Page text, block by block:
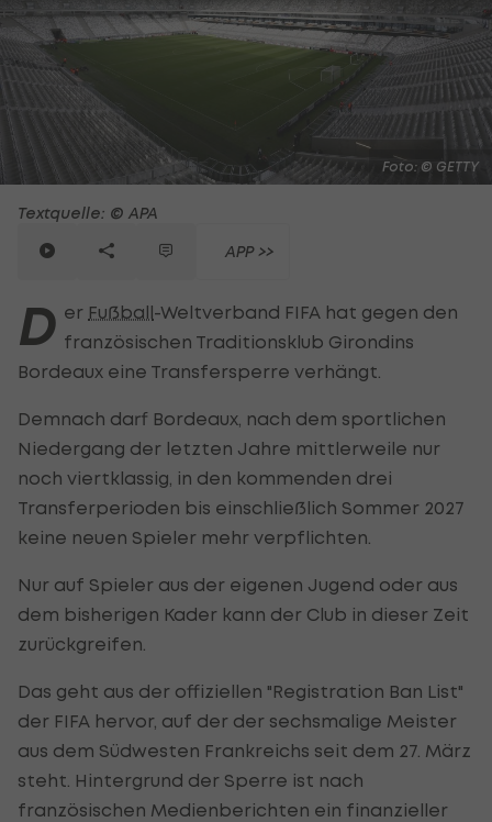
Foto: © GETTY
Textquelle: © APA
APP >>
D er Fußball-Weltverband FIFA hat gegen den
französischen Traditionsklub Girondins
Bordeaux eine Transfersperre verhängt.
Demnach darf Bordeaux, nach dem sportlichen
Niedergang der letzten Jahre mittlerweile nur
noch viertklassig, in den kommenden drei
Transferperioden bis einschließlich Sommer 2027
keine neuen Spieler mehr verpflichten.
Nur auf Spieler aus der eigenen Jugend oder aus
dem bisherigen Kader kann der Club in dieser Zeit
zurückgreifen.
Das geht aus der offiziellen "Registration Ban List"
der FIFA hervor, auf der der sechsmalige Meister
aus dem Südwesten Frankreichs seit dem 27. März
steht. Hintergrund der Sperre ist nach
französischen Medienberichten ein finanzieller